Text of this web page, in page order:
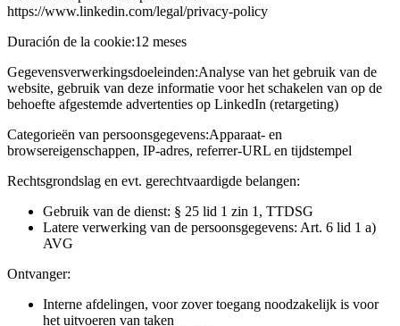
https://www.linkedin.com/legal/privacy-policy
Duración de la cookie:12 meses
Gegevensverwerkingsdoeleinden:Analyse van het gebruik van de
website, gebruik van deze informatie voor het schakelen van op de
behoefte afgestemde advertenties op LinkedIn (retargeting)
Categorieën van persoonsgegevens:Apparaat- en
browsereigenschappen, IP-adres, referrer-URL en tijdstempel
Rechtsgrondslag en evt. gerechtvaardigde belangen:
Gebruik van de dienst: § 25 lid 1 zin 1, TTDSG
Latere verwerking van de persoonsgegevens: Art. 6 lid 1 a)
AVG
Ontvanger:
Interne afdelingen, voor zover toegang noodzakelijk is voor
het uitvoeren van taken